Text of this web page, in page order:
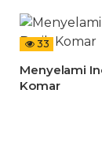
33
Menyelami
Komar